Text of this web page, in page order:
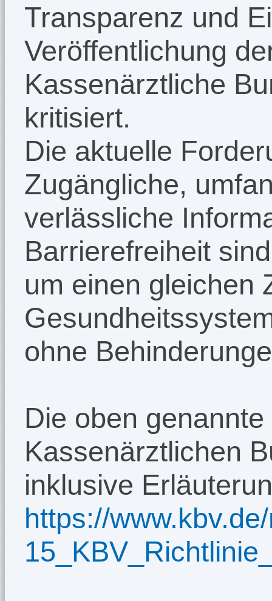
Transparenz und
Veröffentlichung
Kassenärztliche
kritisiert.
Die aktuelle
Zugängliche,
verlässliche
Barrierefreiheit
um einen gleichen
ohne
Die oben
Kassenärztlichen
inklusive
https://